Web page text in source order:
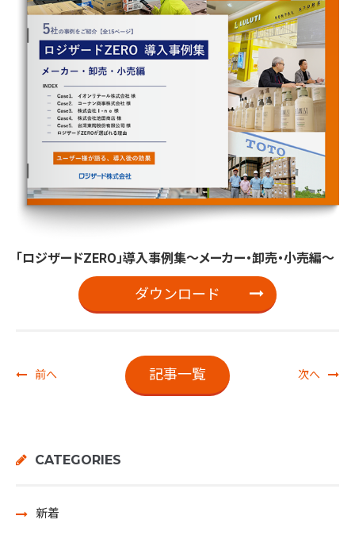
「ロジザードZERO」導入事例集～メーカー・卸売・小売編～
ダウンロード
前へ 記事一覧 次へ
CATEGORIES
新着